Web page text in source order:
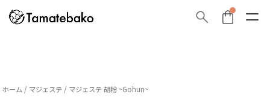
ホーム / マジェステ / マジェステ 胡粉 ~Gohun~